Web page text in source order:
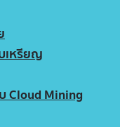
เหรียญ
Cloud Mining